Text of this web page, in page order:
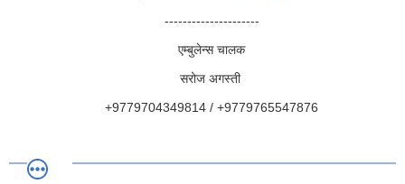
---------------------
एम्बुलेन्स चालक
सरोज अगस्ती
+9779704349814 / +9779765547876